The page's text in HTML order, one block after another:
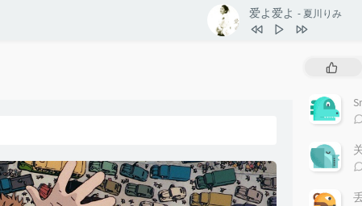
爱よ爱よ - 夏川りみ
章